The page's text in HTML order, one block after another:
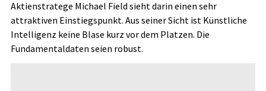
Aktienstratege Michael Field sieht darin einen sehr
attraktiven Einstiegspunkt. Aus seiner Sicht ist Künstliche
Intelligenz keine Blase kurz vor dem Platzen. Die
Fundamentaldaten seien robust.